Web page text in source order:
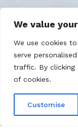
We value
We use cookies
serve
traffic. By clicking
of cookies.
Customise